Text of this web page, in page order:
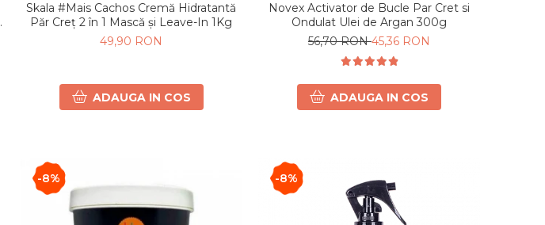
Skala #Mais Cachos Cremă Hidratantă
Păr Creț 2 în 1 Mască și Leave-In 1Kg
49,90 RON
ADAUGA IN COS
Novex Activator de Bucle Par Cret si
Ondulat Ulei de Argan 300g
56,70 RON45,36 RON
ADAUGA IN COS
-8% -8%